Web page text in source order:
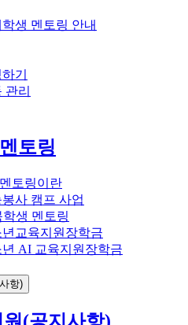
생 멘토링 안내
기
관리
토링
토링이란
사 캠프 사업
학생 멘토링
교육지원장학금
AI 교육지원장학금
항)